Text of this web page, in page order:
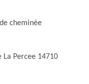
cheminée
Percee 14710